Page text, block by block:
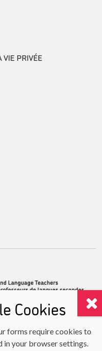
VIE PRIVÉE
de langues secondes
Cookies
forms require cookies to
in your browser settings.